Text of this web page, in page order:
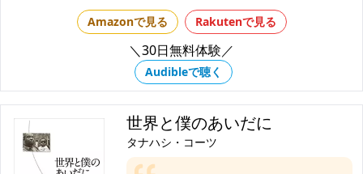
Amazonで見る Rakutenで見る
＼30日無料体験／
Audibleで聴く
世界と僕のあいだに
タナハシ・コーツ